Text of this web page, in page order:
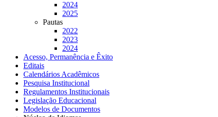
2024
2025
Pautas
2022
2023
2024
Acesso, Permanência e Êxito
Editais
Calendários Acadêmicos
Pesquisa Institucional
Regulamentos Institucionais
Legislação Educacional
Modelos de Documentos